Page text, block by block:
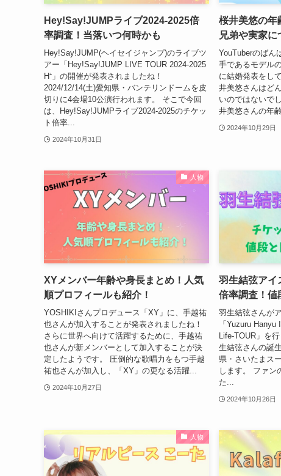
Hey!Say!JUMPライブ2024-2025倍
率調査！当落いつ何時かも
Hey!Say!JUMP(ヘイセイジャンプ)のライブツ
アー「Hey!Say!JUMP LIVE TOUR 2024-2025
H⁺」の開催が発表されましたね！
2024/12/14(土)愛知県・バンテリンドームを皮
切りに4会場10公演行われます。 そこで今回
は、Hey!Say!JUMPライブ2024-2025のチケッ
ト倍率...
2024年10月31日
桜井美悠の年
兄弟や実家に
YouTuberのばん
手であるモデル
に結婚発表をし
井美悠さんはど
いのではないで
井美悠さんの年
2024年10月29日
人物
XYメンバー年齢や身長まとめ！人気
順プロフィールも紹介！
YOSHIKIさんプロデュース「XY」に、手越祐
也さんが加入することが発表されましたね！
さらに世界へ向けて活躍するために、手越祐
也さんが新メンバーとして加入することが決
定したようです。 圧倒的な歌唱力をもつ手越
祐也さんが加入し、「XY」の更なる活躍...
2024年10月27日
羽生結弦アイ
倍率調査！値
羽生結弦さんが
「Yuzuru
Life-TOUR」を
生結弦さんの誕
県・さいたまス
します。 ファン
た...
2024年10月26日
人物